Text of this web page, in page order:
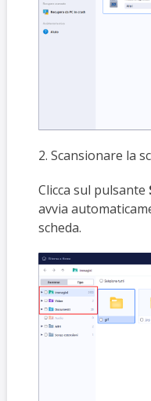
2. Scansionare la
Clicca sul pulsante
avvia
scheda.